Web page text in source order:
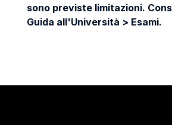
sono previste limitazioni.
Guida all'Università > Esami.